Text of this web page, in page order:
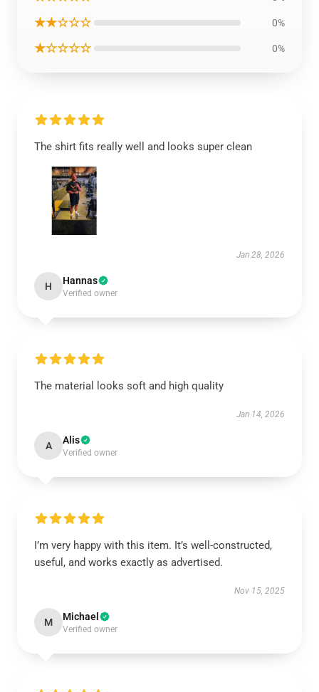
★★☆☆☆ 0%
★☆☆☆☆ 0%
The shirt fits really well and looks super clean
Jan 28, 2026
H Hannas
Verified owner
The material looks soft and high quality
Jan 14, 2026
A Alis
Verified owner
I’m very happy with this item. It’s well-constructed,
useful, and works exactly as advertised.
Nov 15, 2025
M Michael
Verified owner